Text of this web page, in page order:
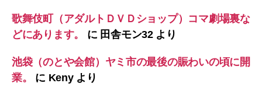
歌舞伎町（アダルトＤＶＤショップ）コマ劇場裏な
どにあります。
に 田舎モン32より
池袋（のとや会館）ヤミ市の最後の賑わいの頃に開
業。
に Kenyより